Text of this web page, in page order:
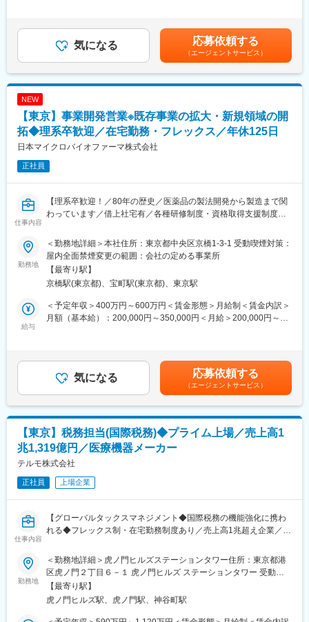
析技術、精密機器製造の経験を活かし、Lonzaの細胞生産技術の
ノウハウを組み合わせ、将来的にさらなる高品質の細胞を提供し
ます。既に複数の受託案件に取り組んでいる他、今後も受託件
ますが、より一層、日本に信頼性の高い再生医療用細胞受託開
胞、遺伝子治療用細胞を日本のお客様に提供することが当社最大
のミッションです。
変更の範囲：会社の定める業務
・経営企画本部が運営するプロジェクトにおける、リソース確
保・人員管理・外注先や資材調達の管理
・プロジェクトの進捗報告や課題解決のための情報収集、関係部
セル・パワーポイント等を活用）
・部門内外の情報共有や意思決定プロセスの支援
■組織構成
経営企画本部オペレーション管理部は7名体制（シニアクラス1
含む）。
■業務の魅力
経営の中枢に近い立場でプロジェクト推進や戦略立案に関与し、
る経験が積めます。
■就業環境
フレックスタイムや週2日の在宅勤務も可能、残業も平均10～20
■想定されるキャリアパス
経験を積むことでプロジェクトリーダーや経営企画の上位職を目
指せます。
■企業の特徴/魅力
医薬品の開発・製造・情報提供を通じて社会貢献し、新体制のも
とで革新的な価値創出を推進しています。
変更の範囲：会社の定める業務
1回。賃金はあくまでも目安の金額であり、選考を通じて上下する
可能性があります。月給(月額)は固定手当を含めた表記です。
気になる 応募依頼する
（エージェントサービス）
NEW
【東京】事業開発営業※既存事業の拡大・新規領域の開
拓◆理系卒歓迎／在宅勤務・フレックス／年休125日
日本マイクロバイオファーマ株式会社
正社員
仕事内容
【理系卒歓迎！／80年の歴史／医薬品の製法開発から製造まで関
わっています／借上社宅有／各種研修制度・資格取得支援制度有
■当社は微生物を応用したCDMO（医薬品や有用物質のプロセス開
発・製造受託）事業を展開しています。今回は、現行製品の維
持・拡大、バイオ領域製品（タンパク、プラスミド、ウィスルベ
クター等）の立上げにおける事業開発業務を担当いただきます。
◆職務内容
・既存事業の担当者として顧客と現場（工場や研究開発部）の調
◆職務詳細（一例）
・顧客との取引条件交渉や契約書作成
・製造、出荷、開発等のスケジュール調整
※将来的には研究開発等へのキャリアチェンジも可能です。
■組織構成
営業・事業開発部は、8名の社員が在籍しています（うち、4名は
研究開発職出身）。
■働き方
◇出張：月1回程度あり（当社各工場への出張、顧客先訪問や展示
会への参加、等）
◇フレックス制度
■当社の特徴
◇自社事業場での就業のため、裁量権を持ち、幅広い業務を遂行
することが可能です。また、風通しが良く現場の要望を吸い上げ
勤務地
＜勤務地詳細＞本社住所：東京都中央区京橋1-3-1 受動喫煙対策：
屋内全面禁煙変更の範囲：会社の定める事業所
【最寄り駅】
京橋駅(東京都)、宝町駅(東京都)、東京駅
給与
＜予定年収＞400万円～600万円＜賃金形態＞月給制＜賃金内訳＞
月額（基本給）：200,000円～350,000円＜月給＞200,000円～
額であり、選考を通じて上下する可能性があります。月給(月額)は
固定手当を含めた表記です。
気になる 応募依頼する
（エージェントサービス）
【東京】税務担当(国際税務)◆プライム上場／売上高1
兆1,319億円／医療機器メーカー
テルモ株式会社
正社員 上場企業
仕事内容
【グローバルタックスマネジメント◆国際税務の機能強化に携わ
れる◆フレックス制・在宅勤務制度あり／売上高1兆超え企業／プ
国内税務の担当として以下の業務内容をお任せします。
■募集背景：
積極的な海外展開と買収により、海外売上7割、海外の事業本部も
拡大する状況の中本社税務機能の国内外の対応力の一層の強化を
進める。また、BEPS2.0の導入により、国際税務の機能強化を目
勤務地
＜勤務地詳細＞虎ノ門ヒルズステーションタワー住所：東京都港
区虎ノ門２丁目６－１ 虎ノ門ヒルズ ステーションタワー 受動喫
煙対策：敷地内喫煙可能場所あり変更の範囲：会社の定める事業
所（リモートワーク含む）
【最寄り駅】
虎ノ門ヒルズ駅、虎ノ門駅、神谷町駅